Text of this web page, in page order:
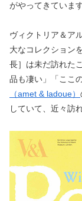
がやってきています
ヴィクトリア＆ア
大なコレクション
長］は未だ訪れた
品も凄い」「ここ
（amet & ladoue）
していて、近々訪